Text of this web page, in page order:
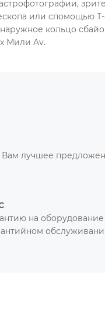
или спомощью Т-
кольцо
Мили Av.
лучшее
на